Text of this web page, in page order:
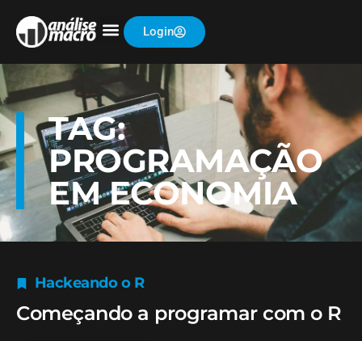
Login
TAG:
PROGRAMAÇÃO
EM ECONOMIA
Hackeando o R
Começando a programar com o R